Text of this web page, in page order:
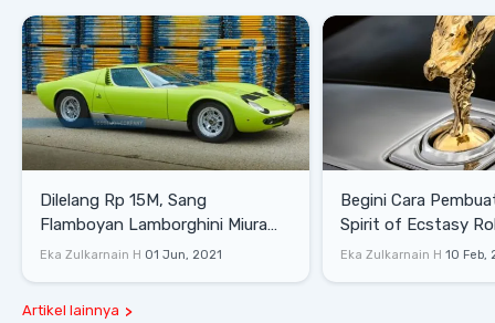
Dilelang Rp 15M, Sang
Flamboyan Lamborghini Miura
P400 S
Eka Zulkarnain H 01 Jun, 2021
Begini Cara
Spirit of Ecstasy
Eka Zulkarnain H 10 Feb,
Artikel lainnya